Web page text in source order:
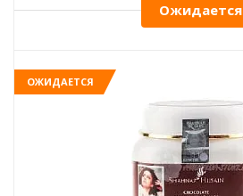
Ожидается
ОЖИДАЕТСЯ